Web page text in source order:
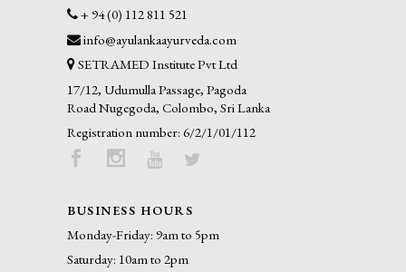
+ 94 (0) 112 811 521
info@ayulankaayurveda.com
SETRAMED Institute Pvt Ltd
17/12, Udumulla Passage, Pagoda
Road Nugegoda, Colombo, Sri Lanka
Registration number: 6/2/1/01/112
BUSINESS HOURS
Monday-Friday: 9am to 5pm
Saturday: 10am to 2pm